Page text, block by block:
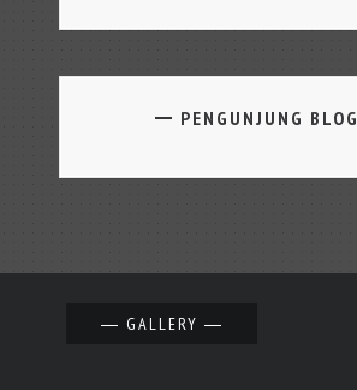
PENGUNJUNG BLOG
GALLERY